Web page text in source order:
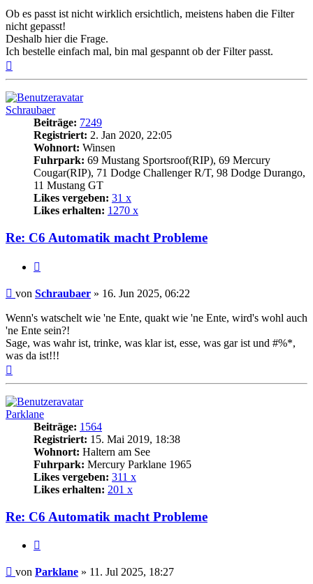
Ob es passt ist nicht wirklich ersichtlich, meistens haben die Filter
nicht gepasst!
Deshalb hier die Frage.
Ich bestelle einfach mal, bin mal gespannt ob der Filter passt.
oben
Schraubaer
Beiträge: 7249
Registriert: 2. Jan 2020, 22:05
Wohnort: Winsen
Fuhrpark: 69 Mustang Sportsroof(RIP), 69 Mercury
Cougar(RIP), 71 Dodge Challenger R/T, 98 Dodge Durango,
11 Mustang GT
Likes vergeben: 31 x
Likes erhalten: 1270 x
Re: C6 Automatik macht Probleme
Beitrag
von Schraubaer » 16. Jun 2025, 06:22
Wenn's watschelt wie 'ne Ente, quakt wie 'ne Ente, wird's wohl auch
'ne Ente sein?!
Sage, was wahr ist, trinke, was klar ist, esse, was gar ist und #%*,
was da ist!!!
Parklane
Beiträge: 1564
Registriert: 15. Mai 2019, 18:38
Wohnort: Haltern am See
Fuhrpark: Mercury Parklane 1965
Likes vergeben: 311 x
Likes erhalten: 201 x
Re: C6 Automatik macht Probleme
Beitrag
von Parklane » 11. Jul 2025, 18:27